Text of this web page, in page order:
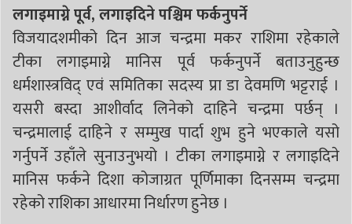
लगाइमाग्ने पूर्व, लगाइदिने पश्चिम फर्कनुपर्ने
विजयादशमीको दिन आज चन्द्रमा मकर राशिमा रहेकाले
टीका लगाइमाग्ने मानिस पूर्व फर्कनुपर्ने बताउनुहुन्छ
धर्मशास्त्रविद् एवं समितिका सदस्य प्रा डा देवमणि भट्टराई ।
यसरी बस्दा आशीर्वाद लिनेको दाहिने चन्द्रमा पर्छन् ।
चन्द्रमालाई दाहिने र सम्मुख पार्दा शुभ हुने भएकाले यसो
गर्नुपर्ने उहाँले सुनाउनुभयो । टीका लगाइमाग्ने र लगाइदिने
मानिस फर्कने दिशा कोजाग्रत पूर्णिमाका दिनसम्म चन्द्रमा
रहेको राशिका आधारमा निर्धारण हुनेछ ।